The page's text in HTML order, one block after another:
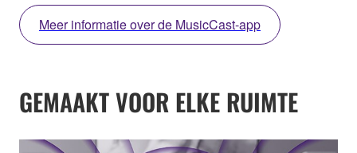
Meer informatie over de MusicCast-app
GEMAAKT VOOR ELKE RUIMTE